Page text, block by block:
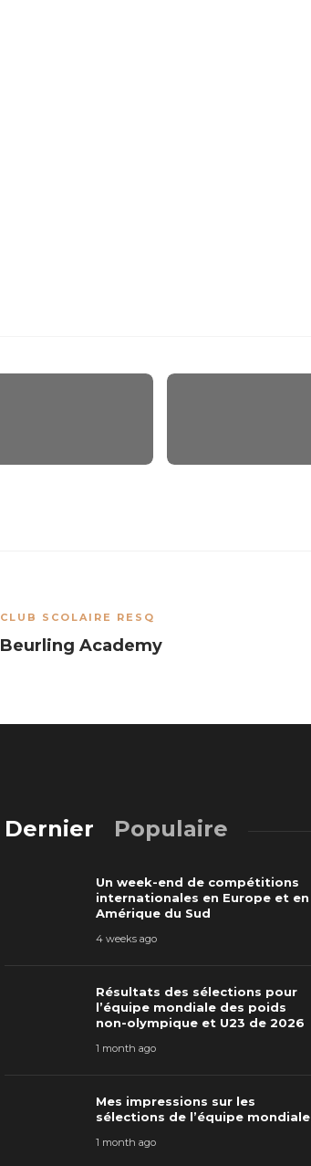
CLUB SCOLAIRE RESQ
Beurling Academy
Dernier Populaire
Un week-end de compétitions
internationales en Europe et en
Amérique du Sud
4 weeks ago
Résultats des sélections pour
l’équipe mondiale des poids
non-olympique et U23 de 2026
1 month ago
Mes impressions sur les
sélections de l’équipe mondiale
1 month ago